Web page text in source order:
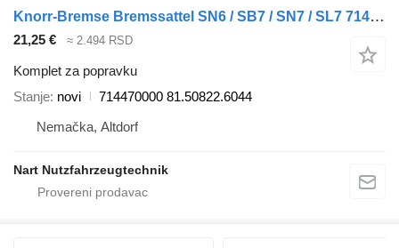
Knorr-Bremse Bremssattel SN6 / SB7 / SN7 / SL7 714470000 komplet za popravku za DAF tegljača
21,25 € ≈ 2.494 RSD
Komplet za popravku
Stanje novi
714470000 81.50822.6044
Nemačka, Altdorf
Nart Nutzfahrzeugtechnik